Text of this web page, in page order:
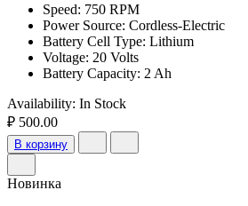
Speed: 750 RPM
Power Source: Cordless-Electric
Battery Cell Type: Lithium
Voltage: 20 Volts
Battery Capacity: 2 Ah
Availability: In Stock
₽ 500.00
В корзину
Новинка